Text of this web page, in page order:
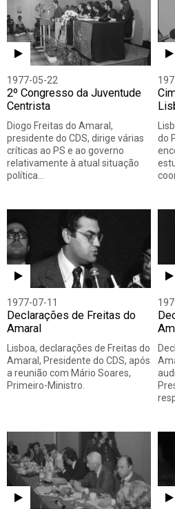
Todos Vídeo
1977-05-22
2º Congresso da Juventude
Centrista
Diogo Freitas do Amaral,
presidente do CDS, dirige várias
críticas ao PS e ao governo
relativamente à atual situação
política…
do
1977-07-11
Declarações de Freitas do
Amaral
Lisboa, declarações de Freitas do
Amaral, Presidente do CDS, após
a reunião com Mário Soares,
Primeiro-Ministro.